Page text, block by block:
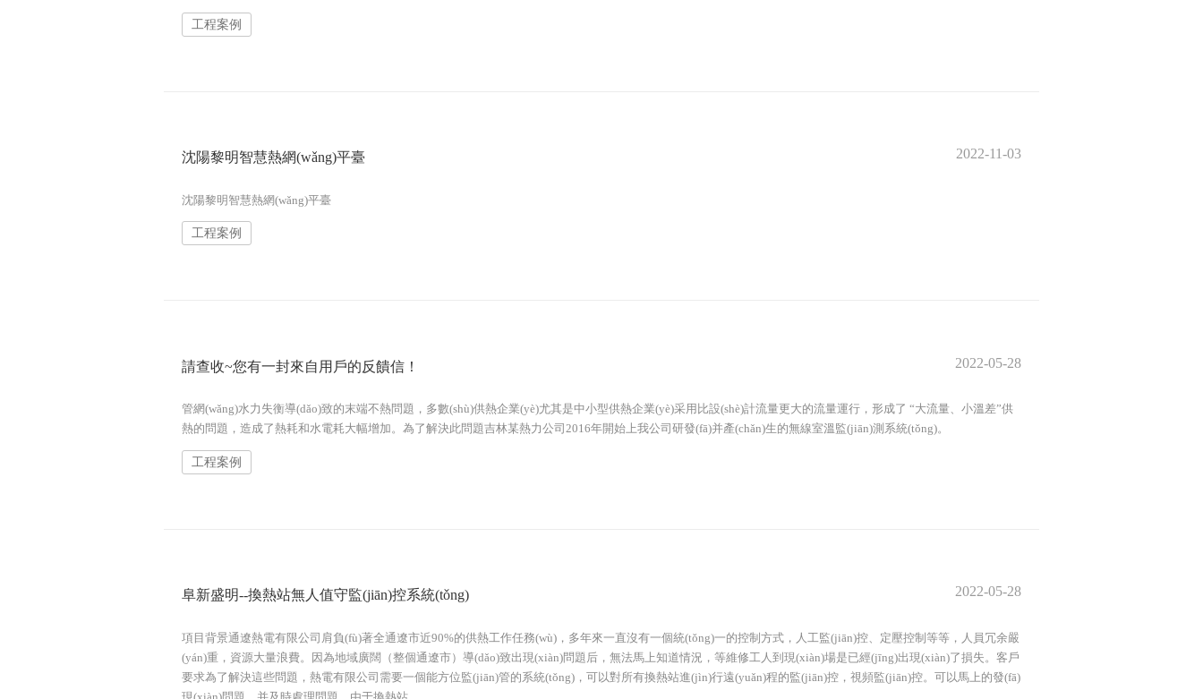
工程案例
沈陽黎明智慧熱網(wǎng)平臺 2022-11-03
沈陽黎明智慧熱網(wǎng)平臺
工程案例
請查收~您有一封來自用戶的反饋信！ 2022-05-28
管網(wǎng)水力失衡導(dǎo)致的末端不熱問題，多數(shù)供熱企業(yè)尤其是中小型供熱企業(yè)采用比設(shè)計流量更大的流量運行，形成了 “大流量、小溫差”供
熱的問題，造成了熱耗和水電耗大幅增加。為了解決此問題吉林某熱力公司2016年開始上我公司研發(fā)并產(chǎn)生的無線室溫監(jiān)測系統(tǒng)。
工程案例
阜新盛明--換熱站無人值守監(jiān)控系統(tǒng) 2022-05-28
項目背景通遼熱電有限公司肩負(fù)著全通遼市近90%的供熱工作任務(wù)，多年來一直沒有一個統(tǒng)一的控制方式，人工監(jiān)控、定壓控制等等，人員冗余嚴
(yán)重，資源大量浪費。因為地域廣闊（整個通遼市）導(dǎo)致出現(xiàn)問題后，無法馬上知道情況，等維修工人到現(xiàn)場是已經(jīng)出現(xiàn)了損失。客戶
要求為了解決這些問題，熱電有限公司需要一個能方位監(jiān)管的系統(tǒng)，可以對所有換熱站進(jìn)行遠(yuǎn)程的監(jiān)控，視頻監(jiān)控。可以馬上的發(fā)